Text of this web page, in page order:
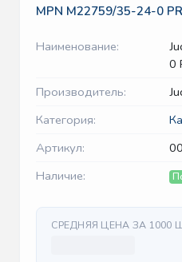
MPN M22759/35-24-0
Наименование:
0
Производитель:
Категория:
Артикул:
Наличие:
СРЕДНЯЯ ЦЕНА ЗА 1000